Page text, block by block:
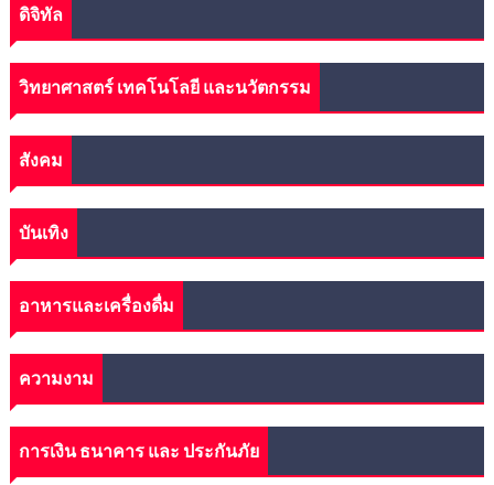
ดิจิทัล
วิทยาศาสตร์ เทคโนโลยี และนวัตกรรม
สังคม
บันเทิง
อาหารและเครื่องดื่ม
ความงาม
การเงิน ธนาคาร และ ประกันภัย